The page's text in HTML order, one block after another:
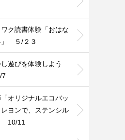
ク読書体験「おはな
」 ５/２３
遊びを体験しよう
7
オリジナルエコバッ
ヨンで、ステンシル
10/11